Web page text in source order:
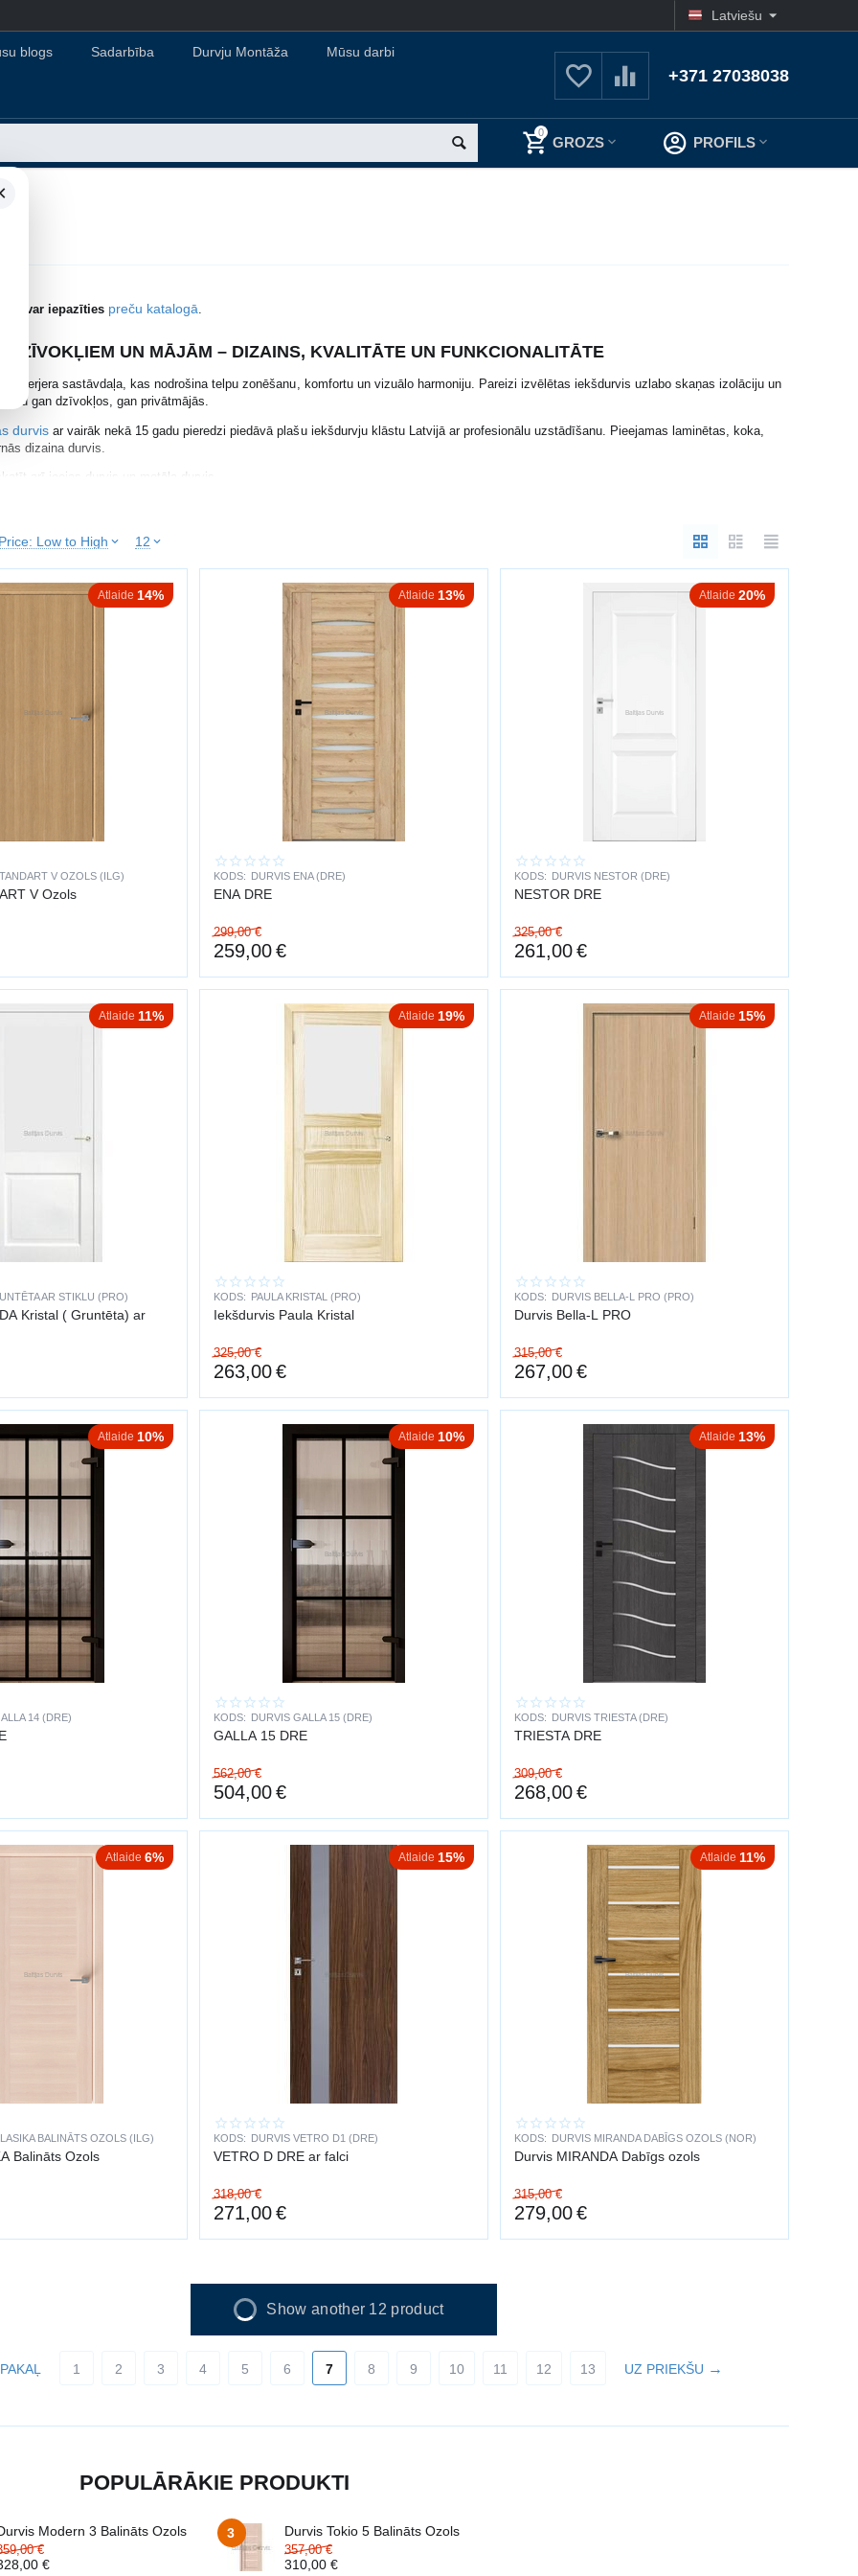
Latviešu
blogs Sadarbība Durvju Montāža Mūsu darbi
+371 27038038
PROFILS
0
GROZS
var iepazīties preču katalogā.
DZĪVOKĻIEM UN MĀJĀM – DIZAINS, KVALITĀTE UN FUNKCIONALITĀTE
interjera sastāvdaļa, kas nodrošina telpu zonēšanu, komfortu un vizuālo harmoniju. Pareizi izvēlētas iekšdurvis uzlabo skaņas izolāciju un
gan dzīvokļos, gan privātmājās.
durvis ar vairāk nekā 15 gadu pieredzi piedāvā plašu iekšdurvju klāstu Latvijā ar profesionālu uzstādīšanu. Pieejamas laminētas, koka,
dizaina durvis.
arī ieejas durvis metāla durvis
svarīgi ņemt vērā:
ekonomisks risinājums, savukārt koka durvis nodrošina augstāku izturību. Stiklotas durvis piešķir telpai vieglumu un gaismu.
VEIDI
Price: Low to High 12
Atlaide 14%
V OZOLS (ILG)
V Ozols
Atlaide 13%
KODS: DURVIS ENA (DRE)
ENA DRE
299,00 €
259,00€
Atlaide 20%
KODS: DURVIS NESTOR (DRE)
NESTOR DRE
325,00 €
261,00€
Atlaide 11%
AR STIKLU (PRO)
Kristal ( Gruntēta) ar
Atlaide 19%
KODS: PAULA KRISTAL (PRO)
Iekšdurvis Paula Kristal
325,00 €
263,00€
Atlaide 15%
KODS: DURVIS BELLA-L PRO (PRO)
Durvis Bella-L PRO
315,00 €
267,00€
Atlaide 10%
14 (DRE)
Atlaide 10%
KODS: DURVIS GALLA 15 (DRE)
GALLA 15 DRE
562,00 €
504,00€
Atlaide 13%
KODS: DURVIS TRIESTA (DRE)
TRIESTA DRE
309,00 €
268,00€
Atlaide 6%
BALINĀTS OZOLS (ILG)
Balināts Ozols
Atlaide 15%
KODS: DURVIS VETRO D1 (DRE)
VETRO D DRE ar falci
318,00 €
271,00€
Atlaide 11%
KODS: DURVIS MIRANDA DABĪGS OZOLS (NOR)
Durvis MIRANDA Dabīgs ozols
315,00 €
279,00€
Show another 12 product
1 2 3 4 5 6 7 8 9 10 11 12 13 UZ PRIEKŠU
POPULĀRĀKIE PRODUKTI
Modern 3 Balināts Ozols
€
€
3 Durvis Tokio 5 Balināts Ozols
357,00 €
310,00 €